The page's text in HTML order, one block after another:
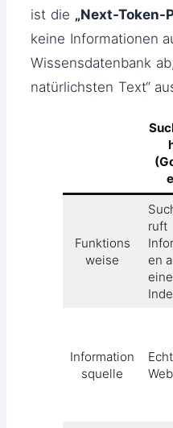
ist die „Next-Token-
keine Informationen
Wissensdatenbank
natürlichsten Text“
Funktions
weise
ruft
en
Information
squelle